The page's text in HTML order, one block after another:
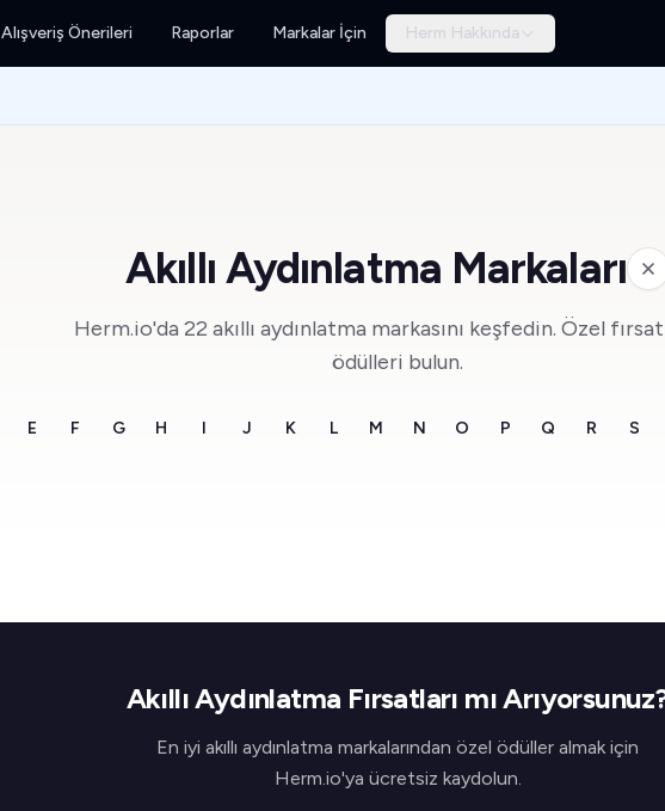
Alışveriş Önerileri Raporlar Markalar İçin Herm Hakkında
Akıllı Aydınlatma Markaları
Herm.io'da 22 akıllı aydınlatma markasını keşfedin. Özel
ödülleri bulun.
E F G H I J K L M N O P Q R S
Akıllı Aydınlatma Fırsatları mı
En iyi akıllı aydınlatma markalarından özel ödüller almak için
Herm.io'ya ücretsiz kaydolun.